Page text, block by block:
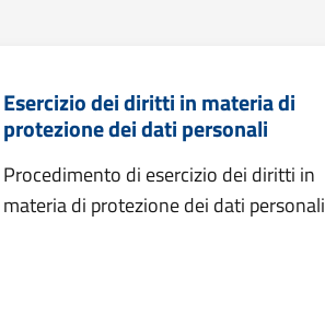
Esercizio dei diritti in materia di
protezione dei dati personali
Procedimento di esercizio dei diritti in
materia di protezione dei dati personali